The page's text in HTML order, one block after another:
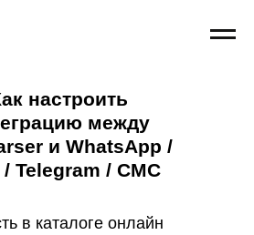
настроить
между
и WhatsApp /
/ Telegram / СМС
в каталоге онлайн